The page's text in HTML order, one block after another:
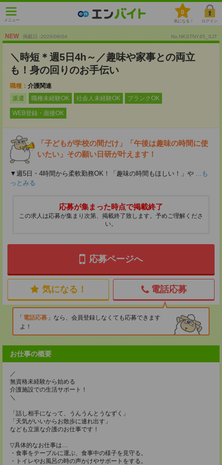
メニュー
0
気になる！ ログイン
NEW 掲載日 :2026/08/04 No.NKSTNY45_SJT
＼時短＊週5日4h～／趣味や家事との両立
も！身の回りのお手伝い
職種： 介護関連
派遣
職種未経験OK 社会人未経験OK ブランクOK
WEB登録・面接OK
「子どもが学校の間だけ」「午後は趣味の時間に使
いたい」その願い日研が叶えます！
▼週5日・4時間から柔軟勤務OK！「趣味の時間もほしい！」や ...も
っとみる
応募が集まった時点で掲載終了
この求人は応募が集まり次第、掲載終了致します。予めご理解くださ
い。
応募ページへ
気になる！ 電話応募
電話応募
なら、会員登録しなくても応募できます
よ！
お仕事の概要
／
無資格未経験から始める
介護施設での生活サポート！
＼
「話し相手になって、うんうんとうなずく」
「天気がいいからお散歩に連れ出す」
なども立派な介護のお仕事です！
▽具体的なお仕事は…
・食事をテーブルに運ぶ、食事中の様子を見守る。
・トイレやお風呂の時の声かけやサポートをする。